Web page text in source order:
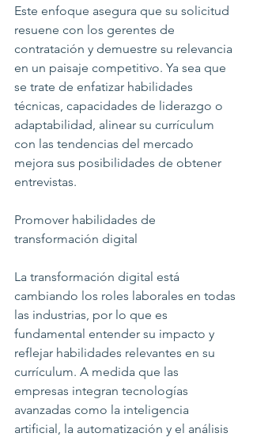
Este enfoque asegura que su solicitud
resuene con los gerentes de
contratación y demuestre su relevancia
en un paisaje competitivo. Ya sea que
se trate de enfatizar habilidades
técnicas, capacidades de liderazgo o
adaptabilidad, alinear su currículum
con las tendencias del mercado
mejora sus posibilidades de obtener
entrevistas.
Promover habilidades de
transformación digital
La transformación digital está
cambiando los roles laborales en todas
las industrias, por lo que es
fundamental entender su impacto y
reflejar habilidades relevantes en su
currículum. A medida que las
empresas integran tecnologías
avanzadas como la inteligencia
artificial, la automatización y el análisis